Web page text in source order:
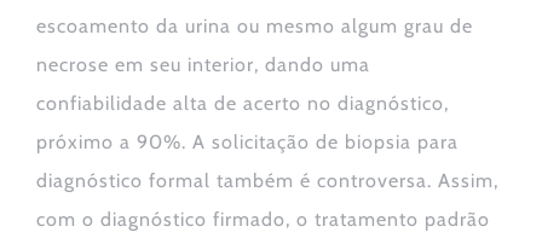
escoamento da urina ou mesmo algum grau de
necrose em seu interior, dando uma
confiabilidade alta de acerto no diagnóstico,
próximo a 90%. A solicitação de biopsia para
diagnóstico formal também é controversa. Assim,
com o diagnóstico firmado, o tratamento padrão